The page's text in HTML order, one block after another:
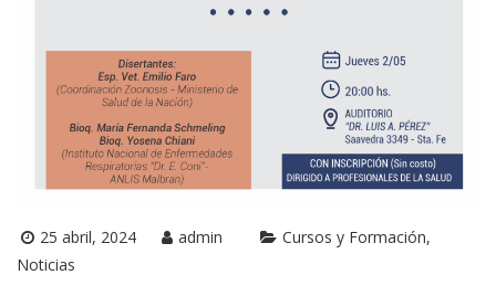
25 abril, 2024 admin
Cursos y Formación
Noticias